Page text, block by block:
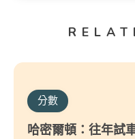
分數
哈密爾頓：往年試